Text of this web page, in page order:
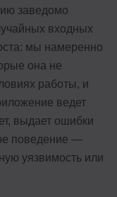
заведомо
входных
мы намеренно
она не
работы, и
ведет
выдает ошибки
поведение —
уязвимость или